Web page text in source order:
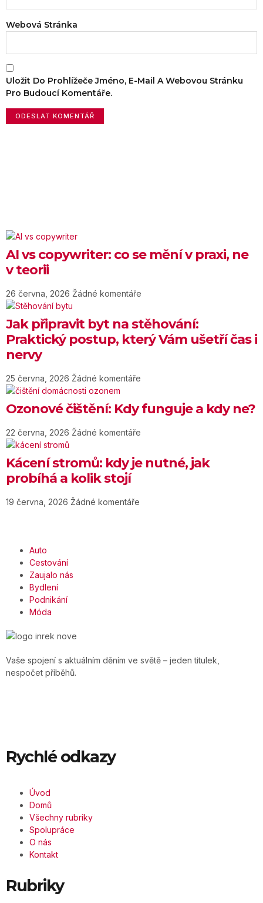
Webová Stránka
Uložit Do Prohlížeče Jméno, E-Mail A Webovou Stránku
Pro Budoucí Komentáře.
AI vs copywriter: co se mění v praxi, ne
v teorii
26 června, 2026 Žádné komentáře
Jak připravit byt na stěhování:
Praktický postup, který Vám ušetří čas i
nervy
25 června, 2026 Žádné komentáře
Ozonové čištění: Kdy funguje a kdy ne?
22 června, 2026 Žádné komentáře
Kácení stromů: kdy je nutné, jak
probíhá a kolik stojí
19 června, 2026 Žádné komentáře
Auto
Cestování
Zaujalo nás
Bydlení
Podnikání
Móda
Vaše spojení s aktuálním děním ve světě – jeden titulek,
nespočet příběhů.
Rychlé odkazy
Úvod
Domů
Všechny rubriky
Spolupráce
O nás
Kontakt
Rubriky